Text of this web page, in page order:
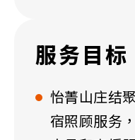
服务目标
怡菁山庄结
宿照顾服务